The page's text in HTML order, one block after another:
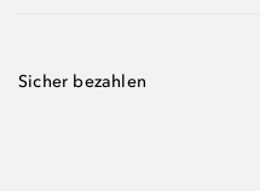
Sicher bezahlen